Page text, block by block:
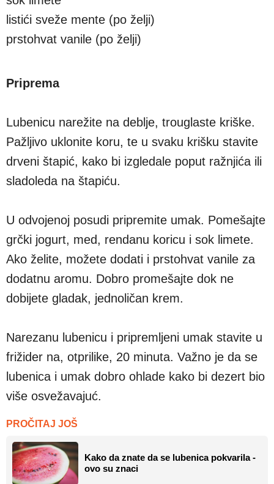
listići sveže mente (po želji)
prstohvat vanile (po želji)
Priprema
Lubenicu narežite na deblje, trouglaste kriške.
Pažljivo uklonite koru, te u svaku krišku stavite
drveni štapić, kako bi izgledale poput ražnjića ili
sladoleda na štapiću.
U odvojenoj posudi pripremite umak. Pomešajte
grčki jogurt, med, rendanu koricu i sok limete.
Ako želite, možete dodati i prstohvat vanile za
dodatnu aromu. Dobro promešajte dok ne
dobijete gladak, jednoličan krem.
Narezanu lubenicu i pripremljeni umak stavite u
frižider na, otprilike, 20 minuta. Važno je da se
lubenica i umak dobro ohlade kako bi dezert bio
više osvežavajuć.
PROČITAJ JOŠ
Kako da znate da se lubenica pokvarila -
ovo su znaci